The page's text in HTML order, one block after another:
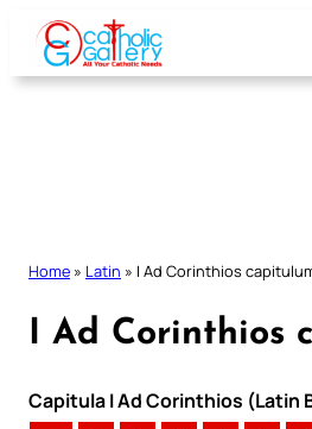
Skip
content
Home » Latin » I Ad Corinthios
I Ad Corinthios
Capitula I Ad Corinthios (Latin